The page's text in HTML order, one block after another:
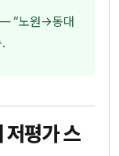
“노원→동대
평가 스